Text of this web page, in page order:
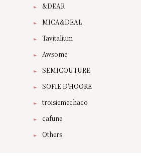
&DEAR
MICA&DEAL
Tavitalium
Awsome
SEMICOUTURE
SOFIE D'HOORE
troisiemechaco
cafune
Others